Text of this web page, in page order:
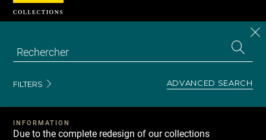
FILTERS ADVANCED SEARCH
INFORMATION
Due to the complete redesign of our collections
Cookies management panel